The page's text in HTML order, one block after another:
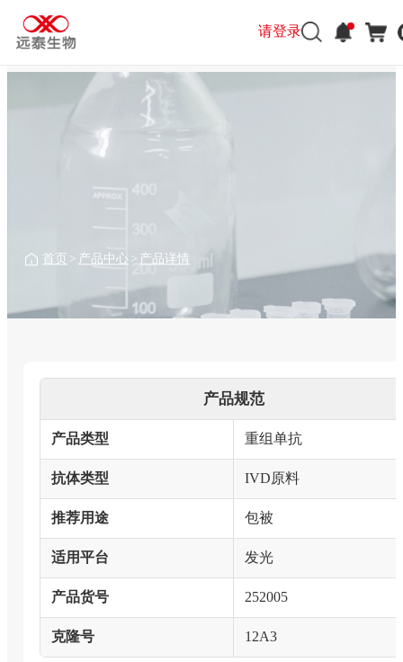
请登录
首页 > 产品中心 > 产品详情
产品规范
产品类型 重组单抗
抗体类型 IVD原料
推荐用途 包被
适用平台 发光
产品货号 252005
克隆号 12A3
请登录